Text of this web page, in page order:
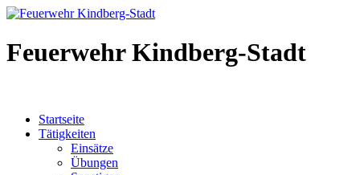
Feuerwehr Kindberg-Stadt
Startseite
Tätigkeiten
Einsätze
Übungen